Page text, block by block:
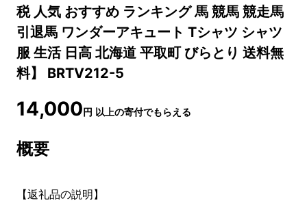
税 人気 おすすめ ランキング 馬 競馬 競走馬
引退馬 ワンダーアキュート Tシャツ シャツ
服 生活 日高 北海道 平取町 びらとり 送料無
料】 BRTV212-5
14,000円 以上の寄付でもらえる
概要
【返礼品の説明】